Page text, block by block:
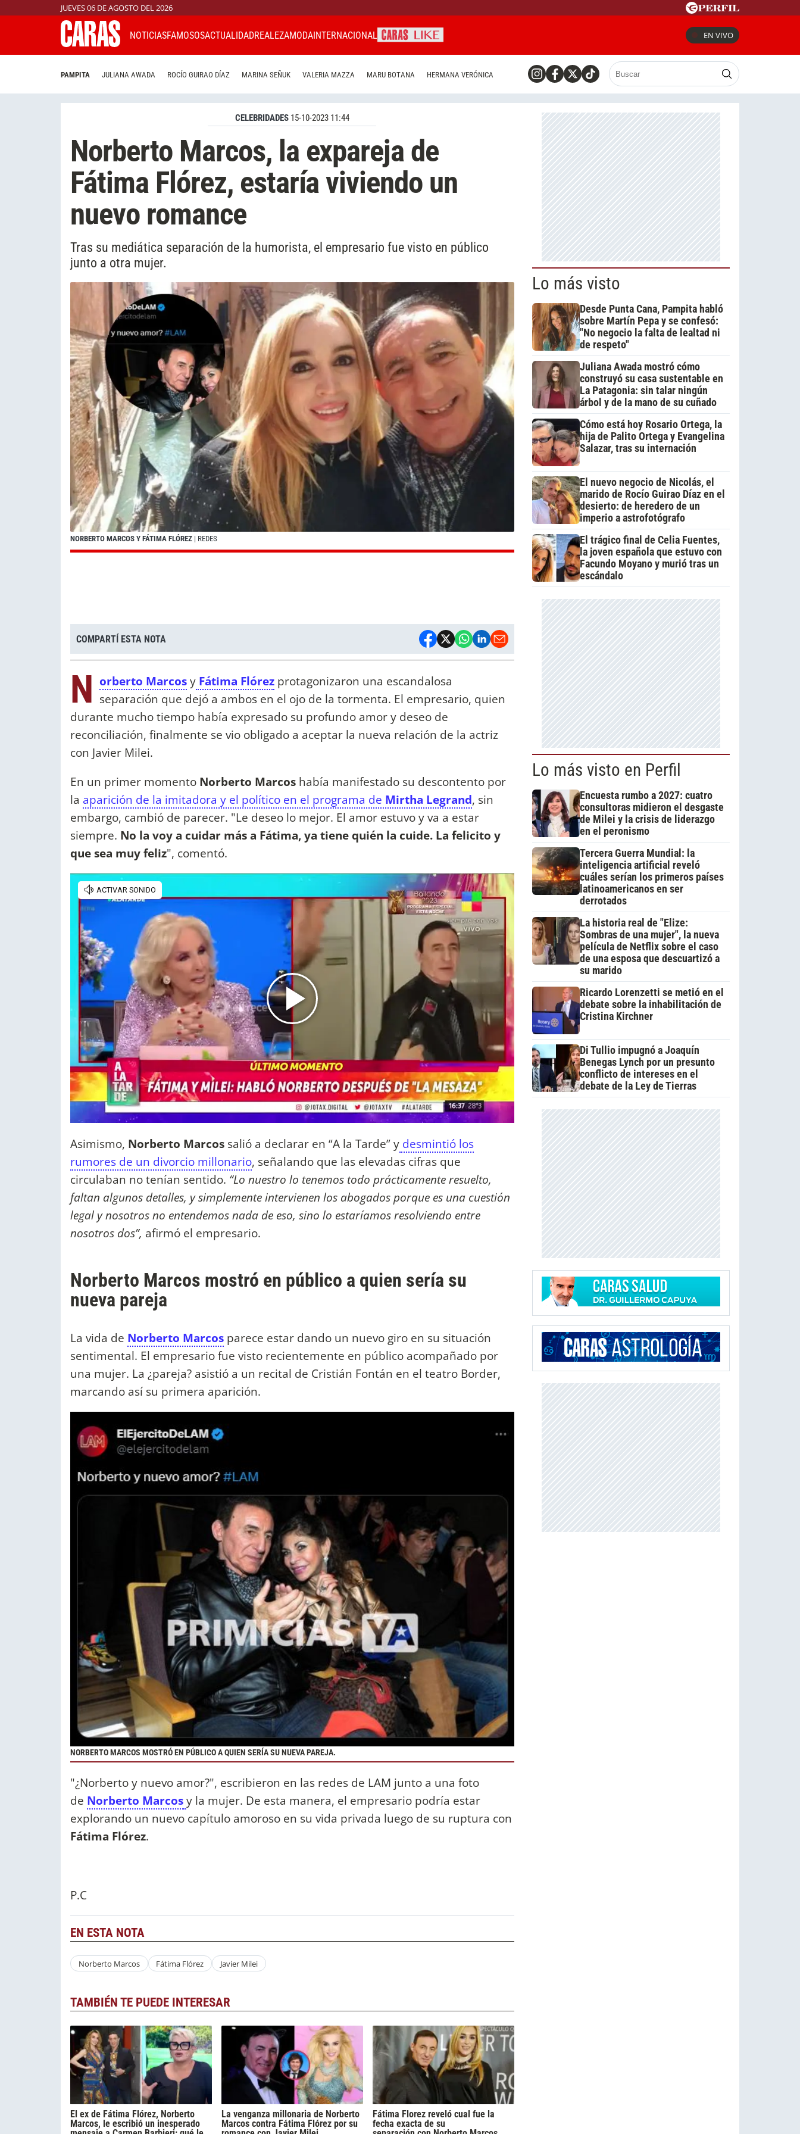
JUEVES 06 DE AGOSTO DEL 2026
NOTICIASFAMOSOSACTUALIDADREALEZAMODAINTERNACIONAL EN VIVO
PAMPITA JULIANA AWADA ROCÍO GUIRAO DÍAZ MARINA SEÑUK VALERIA MAZZA MARU BOTANA HERMANA VERÓNICA
CELEBRIDADES 15-10-2023 11:44
Norberto Marcos, la expareja de
Fátima Flórez, estaría viviendo un
nuevo romance
Tras su mediática separación de la humorista, el empresario fue visto en público
junto a otra mujer.
NORBERTO MARCOS Y FÁTIMA FLÓREZ | REDES
COMPARTÍ ESTA NOTA
N orberto Marcosy Fátima Flórez protagonizaron una escandalosa
separación que dejó a ambos en el ojo de la tormenta. El empresario, quien
durante mucho tiempo había expresado su profundo amor y deseo de
reconciliación, finalmente se vio obligado a aceptar la nueva relación de la actriz
con Javier Milei.
En un primer momento Norberto Marcos había manifestado su descontento por
la aparición de la imitadora y el político en el programa de Mirtha Legrand, sin
embargo, cambió de parecer. "Le deseo lo mejor. El amor estuvo y va a estar
siempre. No la voy a cuidar más a Fátima, ya tiene quién la cuide. La felicito y
que sea muy feliz", comentó.
Asimismo, Norberto Marcos salió a declarar en “A la Tarde” y desmintió los
rumores de un divorcio millonario, señalando que las elevadas cifras que
circulaban no tenían sentido. “Lo nuestro lo tenemos todo prácticamente resuelto,
faltan algunos detalles, y simplemente intervienen los abogados porque es una cuestión
legal y nosotros no entendemos nada de eso, sino lo estaríamos resolviendo entre
nosotros dos”, afirmó el empresario.
Norberto Marcos mostró en público a quien sería su
nueva pareja
La vida de Norberto Marcos parece estar dando un nuevo giro en su situación
sentimental. El empresario fue visto recientemente en público acompañado por
una mujer. La ¿pareja? asistió a un recital de Cristián Fontán en el teatro Border,
marcando así su primera aparición.
NORBERTO MARCOS MOSTRÓ EN PÚBLICO A QUIEN SERÍA SU NUEVA PAREJA.
"¿Norberto y nuevo amor?", escribieron en las redes de LAM junto a una foto
de Norberto Marcosy la mujer. De esta manera, el empresario podría estar
explorando un nuevo capítulo amoroso en su vida privada luego de su ruptura con
Fátima Flórez.
P.C
EN ESTA NOTA
Norberto Marcos Fátima Flórez Javier Milei
TAMBIÉN TE PUEDE INTERESAR
El ex de Fátima Flórez, Norberto
Marcos, le escribió un inesperado
La venganza millonaria de Norberto
Marcos contra Fátima Flórez por su
Fátima Florez reveló cual fue la
fecha exacta de su
Lo más visto
Desde Punta Cana, Pampita habló
sobre Martín Pepa y se confesó:
"No negocio la falta de lealtad ni
de respeto"
Juliana Awada mostró cómo
construyó su casa sustentable en
La Patagonia: sin talar ningún
árbol y de la mano de su cuñado
Cómo está hoy Rosario Ortega, la
hija de Palito Ortega y Evangelina
Salazar, tras su internación
El nuevo negocio de Nicolás, el
marido de Rocío Guirao Díaz en el
desierto: de heredero de un
imperio a astrofotógrafo
El trágico final de Celia Fuentes,
la joven española que estuvo con
Facundo Moyano y murió tras un
escándalo
Lo más visto en Perfil
Encuesta rumbo a 2027: cuatro
consultoras midieron el desgaste
de Milei y la crisis de liderazgo
en el peronismo
Tercera Guerra Mundial: la
inteligencia artificial reveló
cuáles serían los primeros países
latinoamericanos en ser
derrotados
La historia real de "Elize:
Sombras de una mujer", la nueva
película de Netflix sobre el caso
de una esposa que descuartizó a
su marido
Ricardo Lorenzetti se metió en el
debate sobre la inhabilitación de
Cristina Kirchner
Di Tullio impugnó a Joaquín
Benegas Lynch por un presunto
conflicto de intereses en el
debate de la Ley de Tierras